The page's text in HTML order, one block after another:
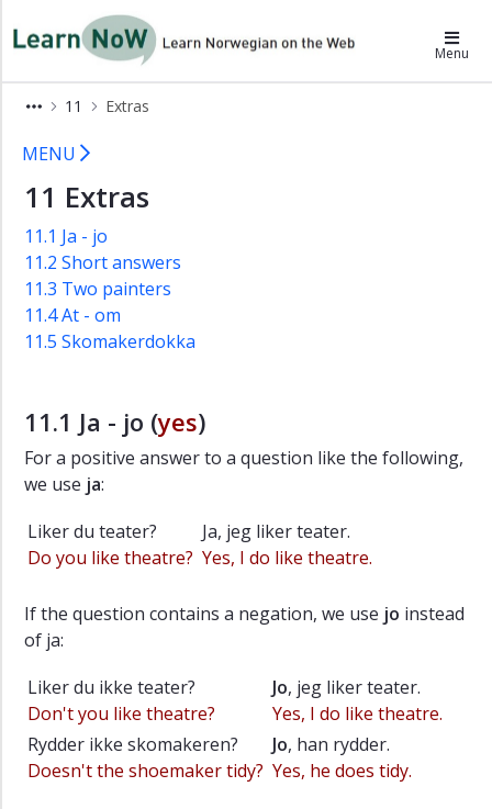
LearnNoW Menu
11 Extras
11 Extras - LearnNoW
×
A
Skomakerdokka
B
På
hyttetur
En
invitasjon
til
Oslo
D
konsert
Grammar
Pronunciation
Listening
excercises
Vocabulary
Extras
MENU
11 Extras
11.1 Ja - jo
11.2 Short answers
11.3 Two painters
11.4 At - om
11.5 Skomakerdokka
11.1 Ja - jo (yes)
For a positive answer to a question like the following,
we use ja:
Liker du teater?
Do you like theatre?
Ja, jeg liker teater.
Yes, I do like theatre.
If the question contains a negation, we use jo instead
of ja:
Liker du ikke teater?
Don't you like theatre?
Jo, jeg liker teater.
Yes, I do like theatre.
Rydder ikke skomakeren?
Doesn't the shoemaker tidy?
Jo, han rydder.
Yes, he does tidy.